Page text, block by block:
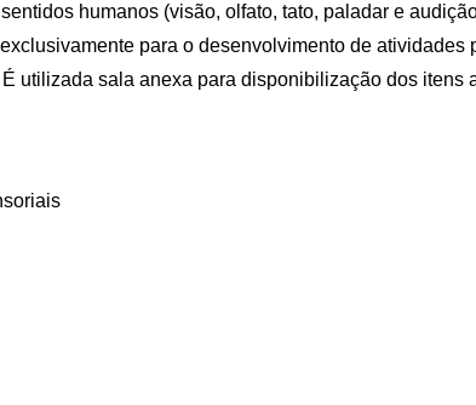
humanos (visão, olfato, tato, paladar e
para o desenvolvimento de atividades
utilizada sala anexa para disponibilização dos itens